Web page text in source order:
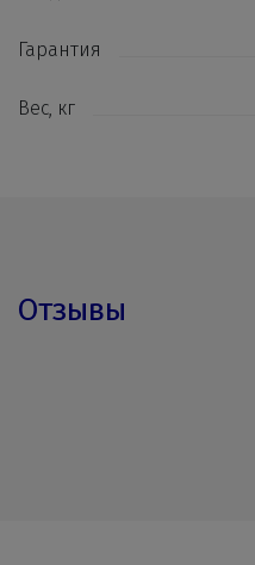
Гарантия
Вес, кг
Отзывы